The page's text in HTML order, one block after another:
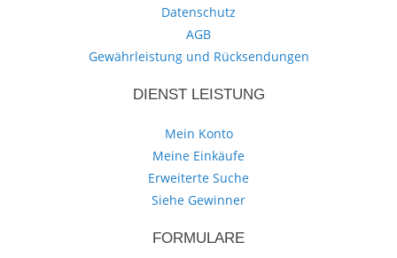
Datenschutz
AGB
Gewährleistung und Rücksendungen
DIENST LEISTUNG
Mein Konto
Meine Einkäufe
Erweiterte Suche
Siehe Gewinner
FORMULARE